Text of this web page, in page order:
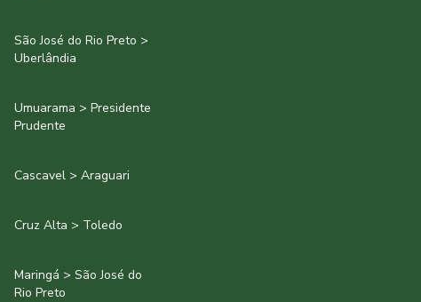
São José do Rio Preto >
Uberlândia
Umuarama > Presidente
Prudente
Cascavel > Araguari
Cruz Alta > Toledo
Maringá > São José do
Rio Preto